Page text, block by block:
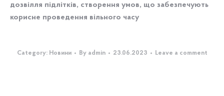
дозвілля підлітків, створення умов, що забезпечують
корисне проведення вільного часу
Category: Новини By admin 23.06.2023 Leave a comment